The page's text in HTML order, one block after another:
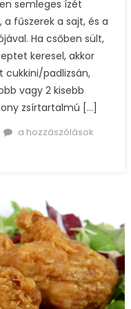
semleges ízét
fűszerek a sajt, és a
Ha csőben sült,
keresel, akkor
padlizsán,
vagy 2 kisebb
zsírtartalmú […]
Darált
sütve
bejegyzéshez
a hozzászólások